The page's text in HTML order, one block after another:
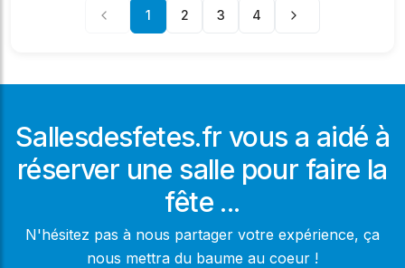
1 2 3 4
Sallesdesfetes.fr vous a aidé à
réserver une salle pour faire la
fête ...
N'hésitez pas à nous partager votre expérience, ça
nous mettra du baume au coeur !